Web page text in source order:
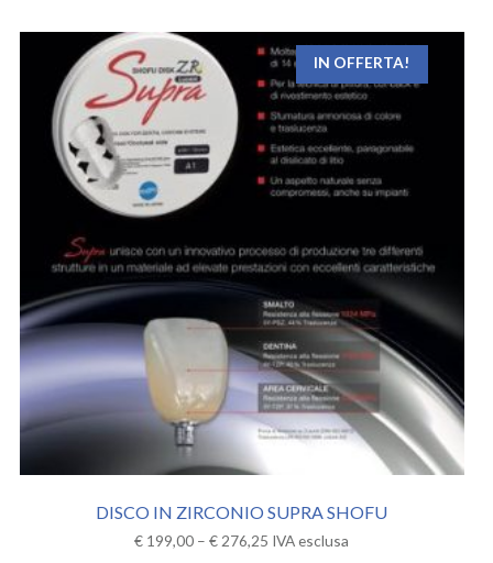
IN OFFERTA!
DISCO IN ZIRCONIO SUPRA SHOFU
€ 199,00 –€ 276,25 IVA esclusa